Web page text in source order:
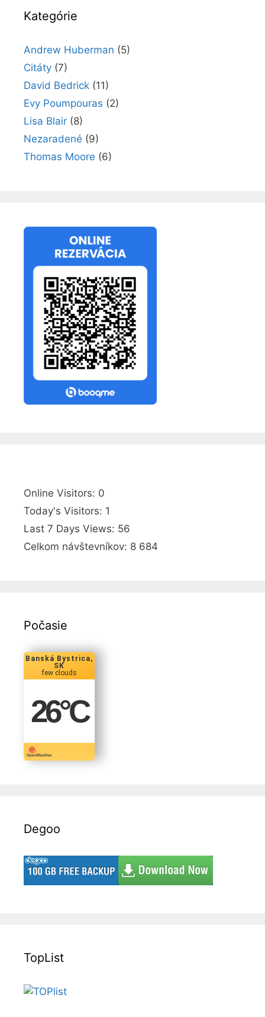
Kategórie
Andrew Huberman (5)
Citáty (7)
David Bedrick (11)
Evy Poumpouras (2)
Lisa Blair (8)
Nezaradené (9)
Thomas Moore (6)
Online Visitors: 0
Today's Visitors: 1
Last 7 Days Views: 56
Celkom návštevníkov: 8 684
Počasie
Banská Bystrica,
SK
few clouds
26°C
Degoo
TopList